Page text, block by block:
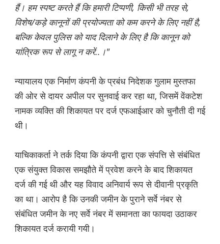
हैं। हम स्पष्ट करते हैं कि हमारी टिप्पणी, किसी भी तरह से,
विशेष/कड़े कानूनों की प्रयोज्यता को कम करने के लिए नहीं है,
बल्कि केवल पुलिस को याद दिलाने के लिए है कि कानून को
यांत्रिक रूप से लागू न करें..।"
न्यायालय एक निर्माण कंपनी के प्रबंध निदेशक गुलाम मुस्तफा
की ओर से दायर अपील पर सुनवाई कर रहा था, जिसमें वेंकटेश
नामक व्यक्ति की शिकायत पर दर्ज एफआईआर को चुनौती दी गई
थी।
याचिकाकर्ता ने तर्क दिया कि कंपनी द्वारा एक संपत्ति से संबंधित
एक संयुक्त विकास समझौते में प्रवेश करने के बाद शिकायत
दर्ज की गई थी और यह विवाद अनिवार्य रूप से दीवानी प्रकृति
का था। आरोप है कि उनकी जमीन के पुराने सर्वे नंबर से
संबंधित जमीन के नए सर्वे नंबर में समानता का फायदा उठाकर
शिकायत दर्ज करायी गयी।